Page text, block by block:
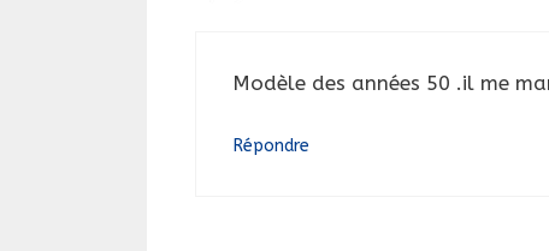
Modèle des années 50 .il me
Répondre